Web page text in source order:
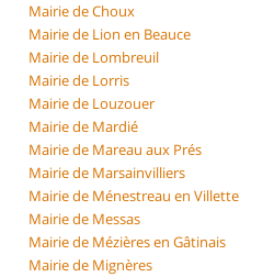
Mairie de Choux
Mairie de Lion en Beauce
Mairie de Lombreuil
Mairie de Lorris
Mairie de Louzouer
Mairie de Mardié
Mairie de Mareau aux Prés
Mairie de Marsainvilliers
Mairie de Ménestreau en Villette
Mairie de Messas
Mairie de Mézières en Gâtinais
Mairie de Mignères